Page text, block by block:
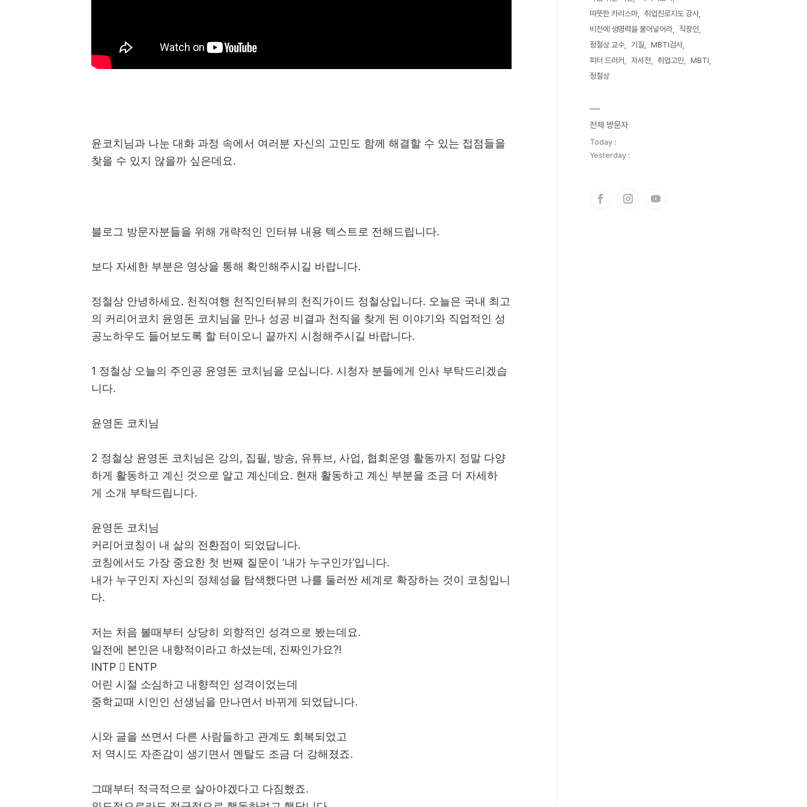
윤코치님과 나눈 대화 과정 속에서 여러분 자신의 고민도 함께 해결할 수 있는 접점들을
찾을 수 있지 않을까 싶은데요.
블로그 방문자분들을 위해 개략적인 인터뷰 내용 텍스트로 전해드립니다.
보다 자세한 부분은 영상을 통해 확인해주시길 바랍니다.
정철상 안녕하세요. 천직여행 천직인터뷰의 천직가이드 정철상입니다. 오늘은 국내 최고
의 커리어코치 윤영돈 코치님을 만나 성공 비결과 천직을 찾게 된 이야기와 직업적인 성
공노하우도 들어보도록 할 터이오니 끝까지 시청해주시길 바랍니다.
1 정철상 오늘의 주인공 윤영돈 코치님을 모십니다. 시청자 분들에게 인사 부탁드리겠습
니다.
윤영돈 코치님
2 정철상 윤영돈 코치님은 강의, 집필, 방송, 유튜브, 사업, 협회운영 활동까지 정말 다양
하게 활동하고 계신 것으로 알고 계신데요. 현재 활동하고 계신 부분을 조금 더 자세하
게 소개 부탁드립니다.
윤영돈 코치님
커리어코칭이 내 삶의 전환점이 되었답니다.
코칭에서도 가장 중요한 첫 번째 질문이 ‘내가 누구인가’입니다.
내가 누구인지 자신의 정체성을 탐색했다면 나를 둘러싼 세계로 확장하는 것이 코칭입니
다.
저는 처음 볼때부터 상당히 외향적인 성격으로 봤는데요.
일전에 본인은 내향적이라고 하셨는데, 진짜인가요?!
INTP  ENTP
어린 시절 소심하고 내향적인 성격이었는데
중학교때 시인인 선생님을 만나면서 바뀌게 되었답니다.
시와 글을 쓰면서 다른 사람들하고 관계도 회복되었고
저 역시도 자존감이 생기면서 멘탈도 조금 더 강해졌죠.
그때부터 적극적으로 살아야겠다고 다짐했죠.
따뜻한 카리스마
취업진로지도 강사
비전에 생명력을 불어넣어라
직장인
정철상 교수
기질
MBTI검사
피터 드러커
자서전 취업고민
MBTI
정철상
전체 방문자
Today :
Yesterday :